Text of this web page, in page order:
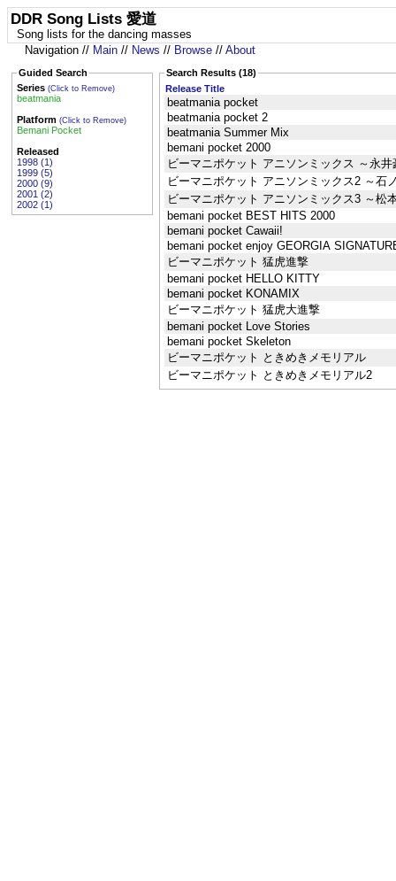
DDR Song Lists 愛道
Song lists for the dancing masses
Navigation // Main // News // Browse // About
Guided Search
Series (Click to Remove)
beatmania
Platform (Click to Remove)
Bemani Pocket
Released
1998 (1)
1999 (5)
2000 (9)
2001 (2)
2002 (1)
Search Results (18)
Release Title
beatmania pocket
beatmania pocket 2
beatmania Summer Mix
bemani pocket 2000
ビーマニポケット アニソンミックス ～永
ビーマニポケット アニソンミックス2 ～石
ビーマニポケット アニソンミックス3 ～松
bemani pocket BEST HITS 2000
bemani pocket Cawaii!
bemani pocket enjoy GEORGIA
ビーマニポケット 猛虎進撃
bemani pocket HELLO KITTY
bemani pocket KONAMIX
ビーマニポケット 猛虎大進撃
bemani pocket Love Stories
bemani pocket Skeleton
ビーマニポケット ときめきメモリアル
ビーマニポケット ときめきメモリアル2